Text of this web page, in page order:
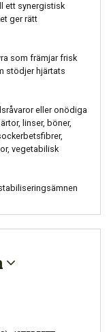
ett synergistisk
ger rätt
som främjar frisk
stödjer hjärtats
eller onödiga
linser, böner,
vegetabilisk